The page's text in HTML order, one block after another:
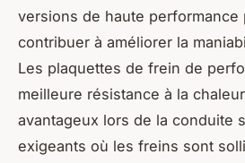
versions de haute performance
contribuer à améliorer la
Les plaquettes de frein de
meilleure résistance à la
avantageux lors de la conduite
exigeants où les freins sont